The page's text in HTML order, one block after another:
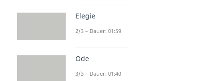
Elegie
2/3 – Dauer: 01:59
Ode
3/3 – Dauer: 01:40